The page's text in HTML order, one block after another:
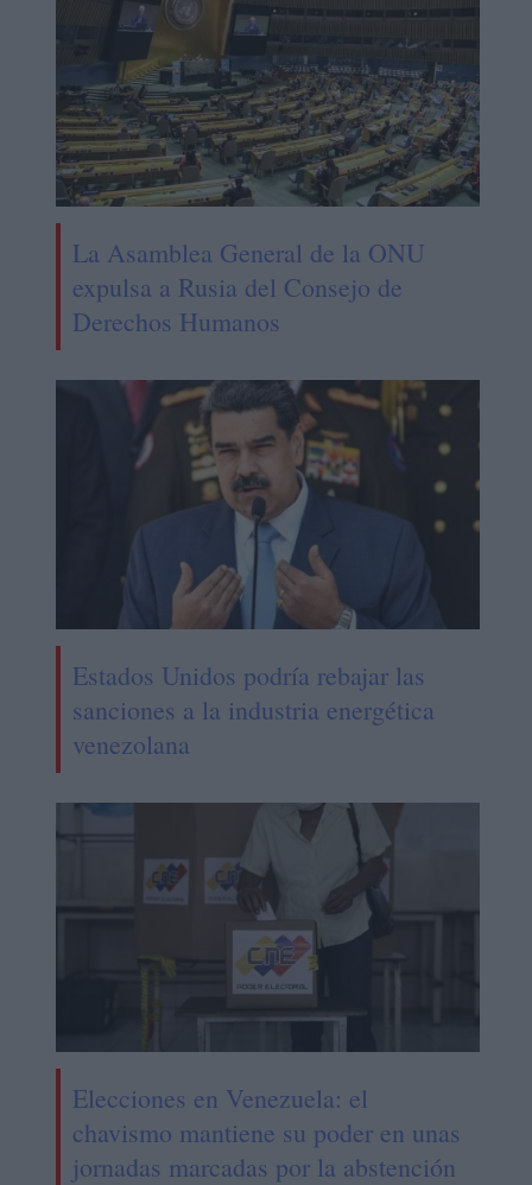
La Asamblea General de la ONU
expulsa a Rusia del Consejo de
Derechos Humanos
Estados Unidos podría rebajar las
sanciones a la industria energética
venezolana
Elecciones en Venezuela: el
chavismo mantiene su poder en unas
jornadas marcadas por la abstención